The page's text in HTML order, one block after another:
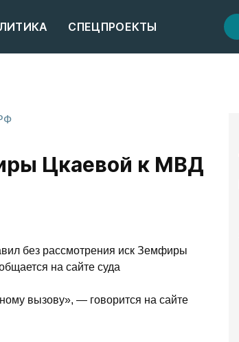
СПЕЦПРОЕКТЫ
Цкаевой к МВД
без рассмотрения иск Земфиры
на сайте суда
вызову», — говорится на сайте